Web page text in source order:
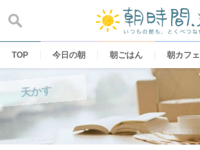
content
TOP 今日の朝 朝ごはん 朝カフェ
天かす